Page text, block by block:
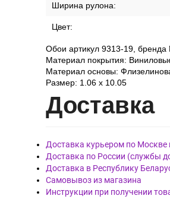
Ширина рулона:
Цвет:
Обои артикул 9313-19, бренда
Материал покрытия:
Материал основы:
Размер: 1.06 x 10.05
Доставка
Доставка курьером по
Доставка по России (службы
Доставка в Республику
Самовывоз из магазина
Инструкции при получении